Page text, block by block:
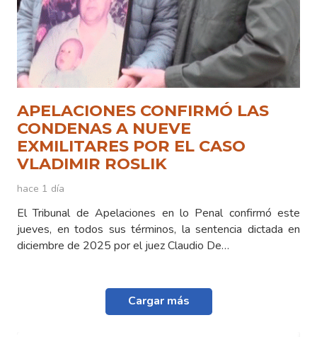
APELACIONES CONFIRMÓ LAS
CONDENAS A NUEVE
EXMILITARES POR EL CASO
VLADIMIR ROSLIK
hace 1 día
El Tribunal de Apelaciones en lo Penal confirmó este
jueves, en todos sus términos, la sentencia dictada en
diciembre de 2025 por el juez Claudio De…
Cargar más